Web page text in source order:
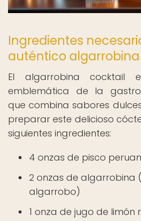
Ingredientes
auténtico
El algarrobina cocktail
emblemática de la
que combina sabores
preparar este delicioso
siguientes ingredientes:
4 onzas de pisco
2 onzas de algarrobina
algarrobo)
1 onza de jugo de limón